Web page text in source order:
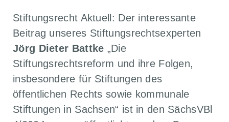
Stiftungsrecht Aktuell: Der interessante
Beitrag unseres Stiftungsrechtsexperten
Jörg Dieter Battke „Die
Stiftungsrechtsreform und ihre Folgen,
insbesondere für Stiftungen des
öffentlichen Rechts sowie kommunale
Stiftungen in Sachsen“ ist in den SächsVBl